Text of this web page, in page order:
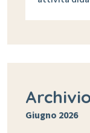
Giugno 2026